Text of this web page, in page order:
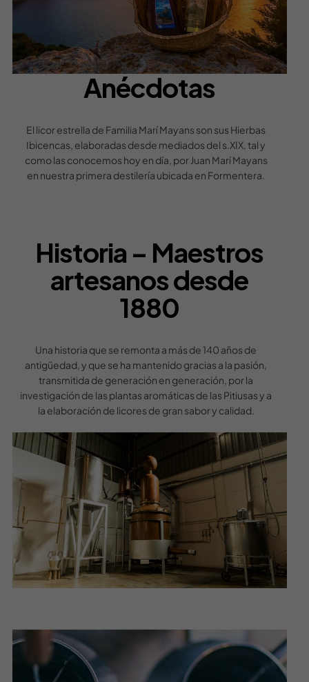
Anécdotas
El licor estrella de Familia Marí Mayans son sus Hierbas
Ibicencas, elaboradas desde mediados del s.XIX, tal y
como las conocemos hoy en día, por Juan Marí Mayans
en nuestra primera destilería ubicada en Formentera.
Historia – Maestros
artesanos desde
1880
Una historia que se remonta a más de 140 años de
antigüedad, y que se ha mantenido gracias a la pasión,
transmitida de generación en generación, por la
investigación de las plantas aromáticas de las Pitiusas y a
la elaboración de licores de gran sabor y calidad.